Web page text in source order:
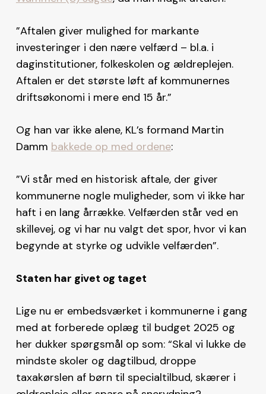
”Aftalen giver mulighed for markante
investeringer i den nære velfærd – bl.a. i
daginstitutioner, folkeskolen og ældreplejen.
Aftalen er det største løft af kommunernes
driftsøkonomi i mere end 15 år.”
Og han var ikke alene, KL’s formand Martin
Damm bakkede op med ordene:
”Vi står med en historisk aftale, der giver
kommunerne nogle muligheder, som vi ikke har
haft i en lang årrække. Velfærden står ved en
skillevej, og vi har nu valgt det spor, hvor vi kan
begynde at styrke og udvikle velfærden”.
Staten har givet og taget
Lige nu er embedsværket i kommunerne i gang
med at forberede oplæg til budget 2025 og
her dukker spørgsmål op som: “Skal vi lukke de
mindste skoler og dagtilbud, droppe
taxakørslen af børn til specialtilbud, skærer i